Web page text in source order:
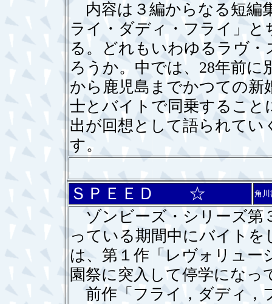
内容は３編からなる短編
ライ・ダディ・フライ」
る。どれもいわゆるラヴ
ろうか。中では、28年前に
から鹿児島までかつての新
士とバイトで同乗すること
出が回想として語られてい
す。
ＳＰＥＥＤ ☆ 角川
ゾンビーズ・シリーズ第
っている期間中にバイト
は、第１作「レヴォリュ
園祭に突入して停学にな
前作「フライ，ダディ，